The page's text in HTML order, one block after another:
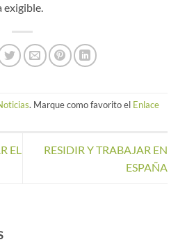
exigible.
. Marque como favorito el Enlace
EL
RESIDIR Y TRABAJAR EN
ESPAÑA